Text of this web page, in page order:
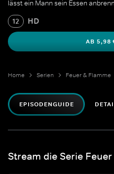
lässt ein Mann sein Essen
12 HD
AB 5,98
Home Serien Feuer & Flamme
EPISODENGUIDE
Stream die Serie